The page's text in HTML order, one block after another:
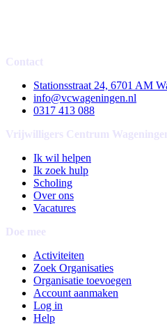
Contact
Stationsstraat 24, 6701 AM
info@vcwageningen.nl
0317 413 088
Vrijwilligers Centrum
Ik wil helpen
Ik zoek hulp
Scholing
Over ons
Vacatures
Doe mee
Activiteiten
Zoek Organisaties
Organisatie toevoegen
Account aanmaken
Log in
Help